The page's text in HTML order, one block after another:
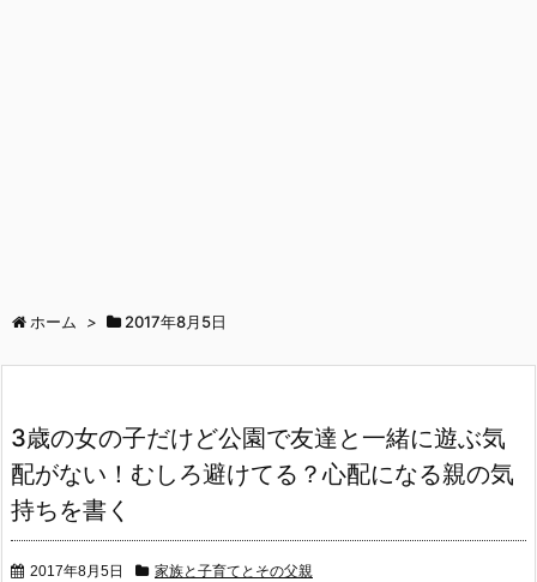
ホーム > 2017年8月5日
3歳の女の子だけど公園で友達と一緒に遊ぶ気
配がない！むしろ避けてる？心配になる親の気
持ちを書く
2017年8月5日 家族と子育てとその父親